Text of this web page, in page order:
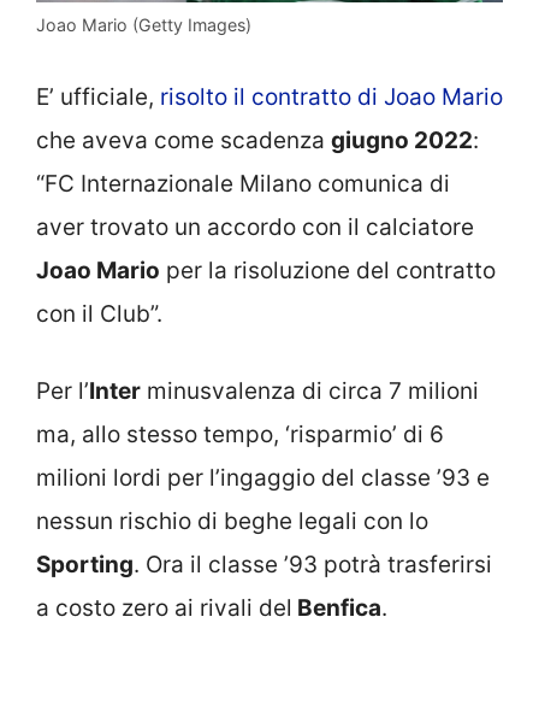
Joao Mario (Getty Images)
E’ ufficiale, risolto il contratto di Joao Mario
che aveva come scadenza giugno 2022:
“FC Internazionale Milano comunica di
aver trovato un accordo con il calciatore
Joao Mario per la risoluzione del contratto
con il Club”.
Per l’Inter minusvalenza di circa 7 milioni
ma, allo stesso tempo, ‘risparmio’ di 6
milioni lordi per l’ingaggio del classe ’93 e
nessun rischio di beghe legali con lo
Sporting. Ora il classe ’93 potrà trasferirsi
a costo zero ai rivali del Benfica.